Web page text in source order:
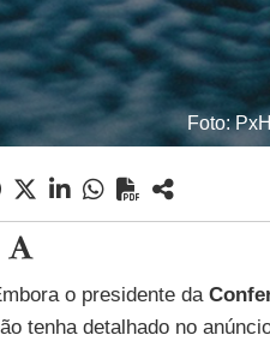
Foto:
o presidente da
tenha detalhado no